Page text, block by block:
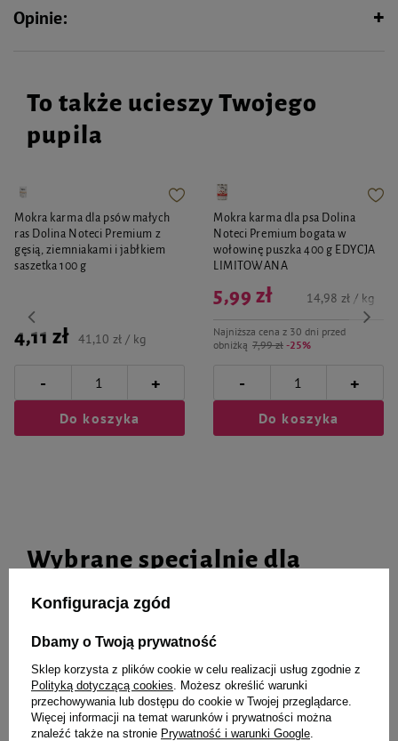
Opinie:
To także ucieszy Twojego
pupila
Mokra karma dla psów małych
ras Dolina Noteci Premium z
gęsią, ziemniakami i jabłkiem
saszetka 100 g
4,11 zł 41,10 zł / kg
- +
Do koszyka
Mokra karma dla psa Dolina
Noteci Premium bogata w
wołowinę puszka 400 g EDYCJA
LIMITOWANA
Najniższa cena z 30 dni przed
obniżką 7,99 zł -25%
5,99 zł 14,98 zł / kg
- +
Do koszyka
Wybrane specjalnie dla
Ciebie i Twojego czworonoga
Karma sucha dla kota Rafi Cat z
jagnięciną 100 g
4,29 zł
Karma sucha dla kota Rafi Cat
Sterilised z łososiem 100 g
4,29 zł
Konfiguracja zgód
Dbamy o Twoją prywatność
Sklep korzysta z plików cookie w celu realizacji usług zgodnie z
Polityką dotyczącą cookies. Możesz określić warunki
przechowywania lub dostępu do cookie w Twojej przeglądarce.
Więcej informacji na temat warunków i prywatności można
znaleźć także na stronie Prywatność i warunki Google.